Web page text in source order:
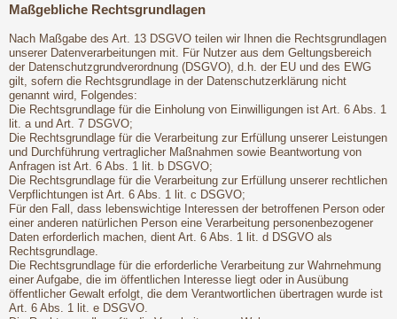
Maßgebliche Rechtsgrundlagen
Nach Maßgabe des Art. 13 DSGVO teilen wir Ihnen die Rechtsgrundlagen
unserer Datenverarbeitungen mit. Für Nutzer aus dem Geltungsbereich
der Datenschutzgrundverordnung (DSGVO), d.h. der EU und des EWG
gilt, sofern die Rechtsgrundlage in der Datenschutzerklärung nicht
genannt wird, Folgendes:
Die Rechtsgrundlage für die Einholung von Einwilligungen ist Art. 6 Abs. 1
lit. a und Art. 7 DSGVO;
Die Rechtsgrundlage für die Verarbeitung zur Erfüllung unserer Leistungen
und Durchführung vertraglicher Maßnahmen sowie Beantwortung von
Anfragen ist Art. 6 Abs. 1 lit. b DSGVO;
Die Rechtsgrundlage für die Verarbeitung zur Erfüllung unserer rechtlichen
Verpflichtungen ist Art. 6 Abs. 1 lit. c DSGVO;
Für den Fall, dass lebenswichtige Interessen der betroffenen Person oder
einer anderen natürlichen Person eine Verarbeitung personenbezogener
Daten erforderlich machen, dient Art. 6 Abs. 1 lit. d DSGVO als
Rechtsgrundlage.
Die Rechtsgrundlage für die erforderliche Verarbeitung zur Wahrnehmung
einer Aufgabe, die im öffentlichen Interesse liegt oder in Ausübung
öffentlicher Gewalt erfolgt, die dem Verantwortlichen übertragen wurde ist
Art. 6 Abs. 1 lit. e DSGVO.